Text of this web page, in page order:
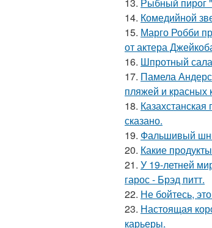
14. Комедийной
15. Марго Робби
от актера
16. Шпротный
17. Памела
пляжей и красных
18.
сказано.
19. Фальшивый
20. Какие
21. У 19-летней
гарос - Брэд питт.
22. Не бойтесь,
23. Настоящая
карьеры.